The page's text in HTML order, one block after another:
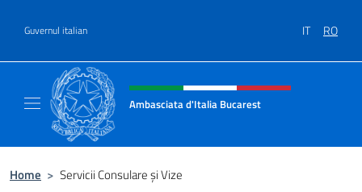
Guvernul italian IT RO
Header, social and menu of site
Ambasciata d'Italia Bucarest
Home > Servicii Consulare și Vize